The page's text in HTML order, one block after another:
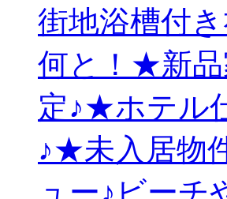
街地浴槽付き
何と！★新品
定♪★ホテル
♪★未入居物
ュー♪ビーチ